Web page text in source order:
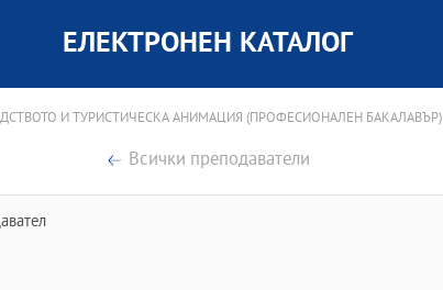
ЕЛЕКТРОНЕН КАТАЛОГ
И ТУРИСТИЧЕСКА АНИМАЦИЯ (ПРОФЕСИОНАЛЕН БАКАЛАВЪР)
Всички преподаватели